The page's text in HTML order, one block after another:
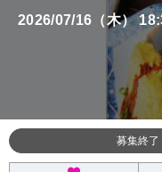
2026/07/16（木）
募集終了